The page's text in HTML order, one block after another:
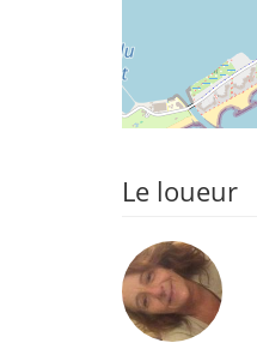
Le loueur